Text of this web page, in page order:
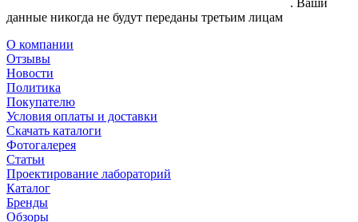
данные никогда не будут переданы третьим лицам
О компании
Отзывы
Новости
Политика
Покупателю
Условия оплаты и доставки
Скачать каталоги
Фотогалерея
Статьи
Проектирование лабораторий
Каталог
Бренды
Обзоры